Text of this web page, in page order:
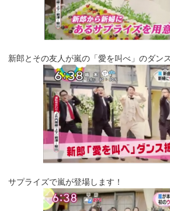
新郎とその友人が嵐の「愛を叫べ」のダン
サプライズで嵐が登場します！